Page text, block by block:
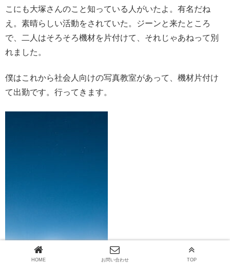
こにも大塚さんのこと知っている人がいたよ。有名だね
え。素晴らしい活動をされていた。ジーンと来たところ
で、二人はそろそろ機材を片付けて、それじゃあねって別
れました。
僕はこれから社会人向けの写真教室があって、機材片付け
て出勤です。行ってきます。
HOME お問い合わせ TOP